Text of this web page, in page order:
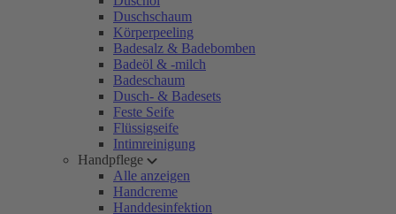
Duschschaum
Körperpeeling
Badesalz & Badebomben
Badeöl & -milch
Badeschaum
Dusch- & Badesets
Feste Seife
Flüssigseife
Intimreinigung
Handpflege
Alle anzeigen
Handcreme
Handdesinfektion